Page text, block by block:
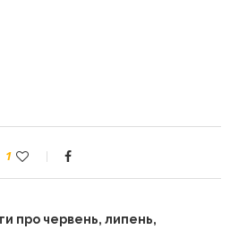
1
про червень, липень,